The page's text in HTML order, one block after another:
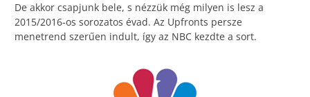
De akkor csapjunk bele, s nézzük még milyen is lesz a
2015/2016-os sorozatos évad. Az Upfronts persze
menetrend szerűen indult, így az NBC kezdte a sort.